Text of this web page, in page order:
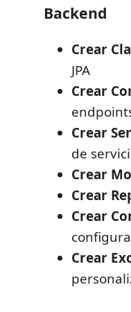
Backend
Crear
JPA
Crear
Crear
de
Crear
Crear
Crear
Crear